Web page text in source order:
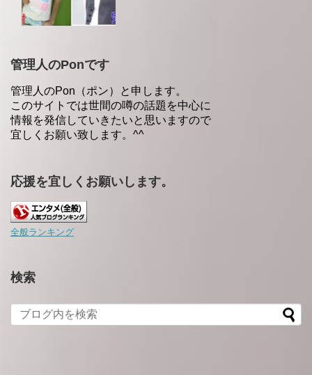
管理人のPonです
管理人のPon（ポン）と申します。
このサイトでは世間の噂の話題を中心に
情報を発信していきたいと思いますので
宜しくお願い致します。^^
応援を宜しくお願いします。
全般ランキング
検索